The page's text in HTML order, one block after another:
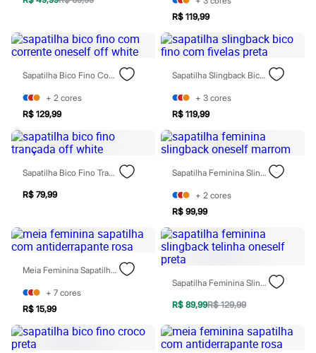
Yessica
Moda esportiva
Acessórios
Blusas
Leggings
Shorts e Bermudas
Moda íntima
Calcinhas
Meias
Pijamas
Sutiãs e Tops
Biquínis
Maiôs
Saídas de praia
Personagens
Plus size
Blusas e Camisetas
Calças
Casacos e Jaquetas
Jeans
Moda esportiva
R$ 119,99
Sapatilha Bico Fino Com Corrente Oneself Off White
+ 2 cores
R$ 129,99
Sapatilha Slingback Bico Fino Com Fivelas Preta
+ 3 cores
R$ 119,99
Sapatilha Bico Fino Trançada Off White
R$ 79,99
Sapatilha Feminina Slingback Oneself Marrom
+ 2 cores
R$ 99,99
Meia Feminina Sapatilha Com Antiderrapante Rosa
+ 7 cores
R$ 15,99
Sapatilha Feminina Slingback Telinha Oneself Preta
R$ 89,99R$ 129,99